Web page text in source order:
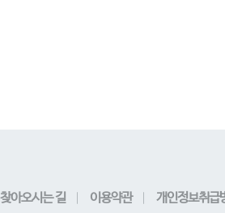
찾아오시는 길 이용약관 개인정보취급